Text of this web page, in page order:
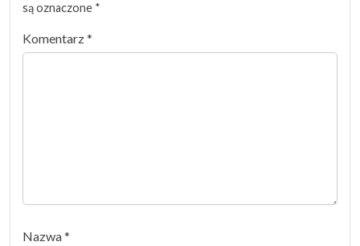
są oznaczone *
Komentarz*
Nazwa*